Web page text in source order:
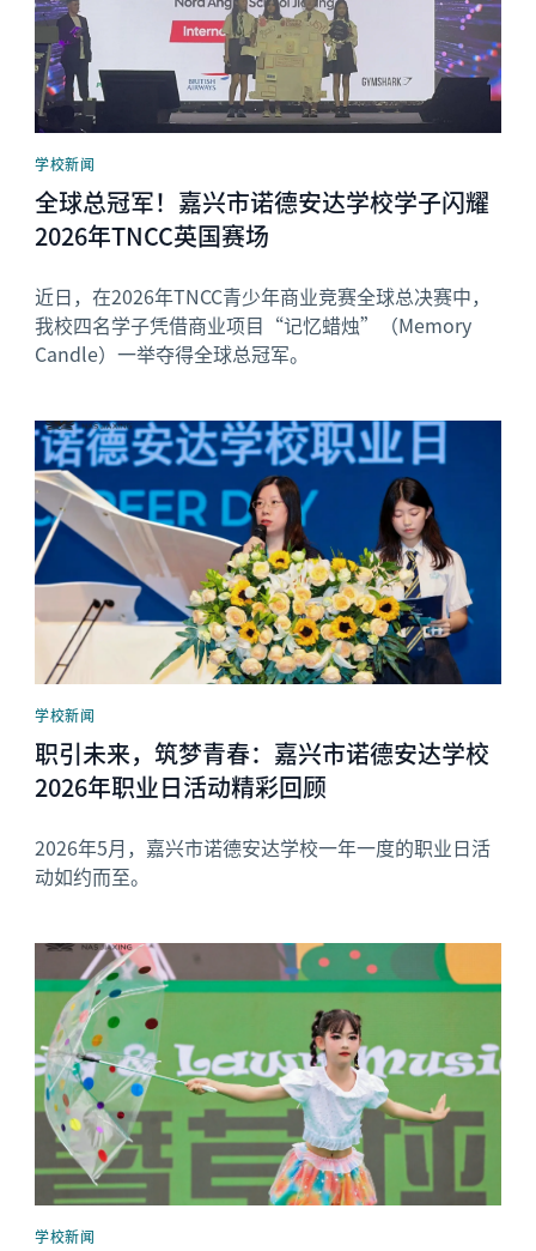
学校新闻
全球总冠军！嘉兴市诺德安达学校学子闪耀
2026年TNCC英国赛场
近日，在2026年TNCC青少年商业竞赛全球总决赛中，
我校四名学子凭借商业项目“记忆蜡烛”（Memory
Candle）一举夺得全球总冠军。
News image
学校新闻
职引未来，筑梦青春：嘉兴市诺德安达学校
2026年职业日活动精彩回顾
2026年5月，嘉兴市诺德安达学校一年一度的职业日活
动如约而至。
News image
学校新闻